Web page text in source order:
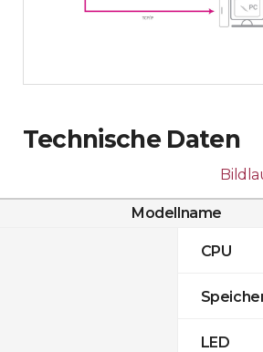
Technische Daten
Modellname
CPU
LED